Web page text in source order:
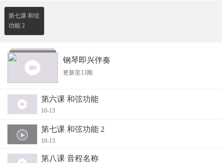
第七课 和弦
功能 2
钢琴即兴伴奏
更新至13期
第六课 和弦功能
10-13
第七课 和弦功能 2
10-13
第八课 音程名称